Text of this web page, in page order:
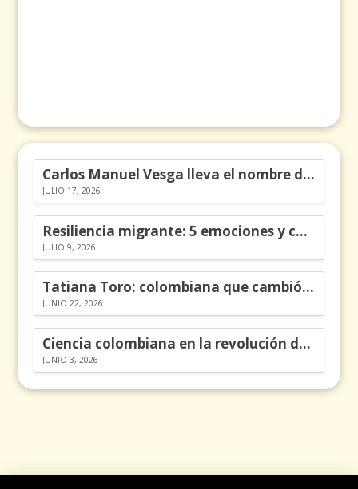
Carlos Manuel Vesga lleva el nombre de Colombia a los Emmy
JULIO 17, 2026
Resiliencia migrante: 5 emociones y cómo gestionarlas
JULIO 9, 2026
Tatiana Toro: colombiana que cambió la historia de las matemáticas
JUNIO 22, 2026
Ciencia colombiana en la revolución de los órganos en chips
JUNIO 3, 2026